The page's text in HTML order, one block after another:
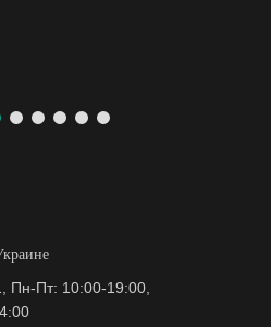
Пн-Пт: 10:00-19:00,